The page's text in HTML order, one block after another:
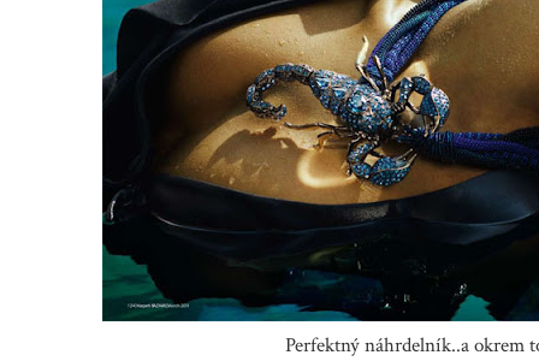
Perfektný náhrdelník..a okrem